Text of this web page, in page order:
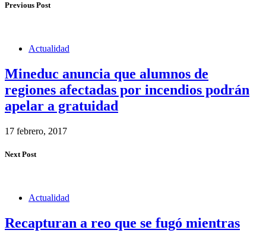
Previous Post
Actualidad
Mineduc anuncia que alumnos de
regiones afectadas por incendios podrán
apelar a gratuidad
17 febrero, 2017
Next Post
Actualidad
Recapturan a reo que se fugó mientras